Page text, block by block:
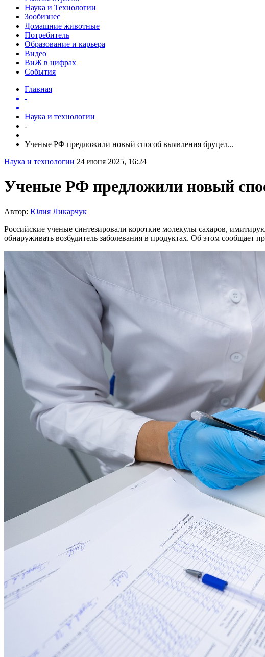
Наука и Технологии
Зообизнес
Домашние животные
Потребитель
Образование и карьера
Видео
ВиЖ в цифрах
События
Главная
-
Наука и технологии
-
Ученые РФ предложили новый способ выявления бруцел...
Наука и технологии 24 июня 2025, 16:24
Ученые РФ предложили новый
Автор: Юлия Ликарчук
Российские ученые синтезировали короткие молекулы сахаров,
обнаруживать возбудитель заболевания в продуктах. Об этом сообщает